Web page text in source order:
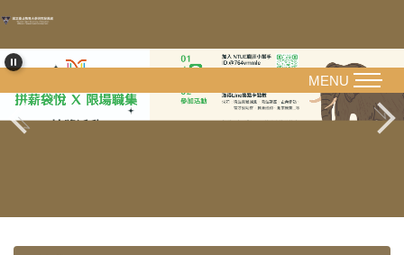
跳
主
內
容
MENU